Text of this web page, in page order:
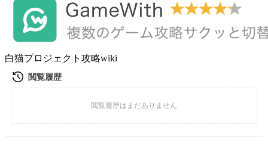
白猫プロジェクト攻略wiki